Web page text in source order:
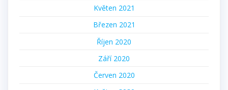
Květen 2021
Březen 2021
Říjen 2020
Září 2020
Červen 2020